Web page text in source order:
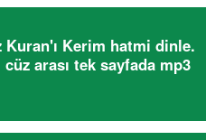
Kuran'ı Kerim hatmi dinle.
cüz arası tek sayfada mp3